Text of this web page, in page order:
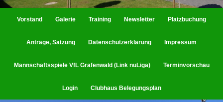
Vorstand Galerie Training Newsletter Platzbuchung
Anträge, Satzung Datenschutzerklärung Impressum
Mannschaftsspiele VfL Grafenwald (Link nuLiga) Terminvorschau
Login Clubhaus Belegungsplan